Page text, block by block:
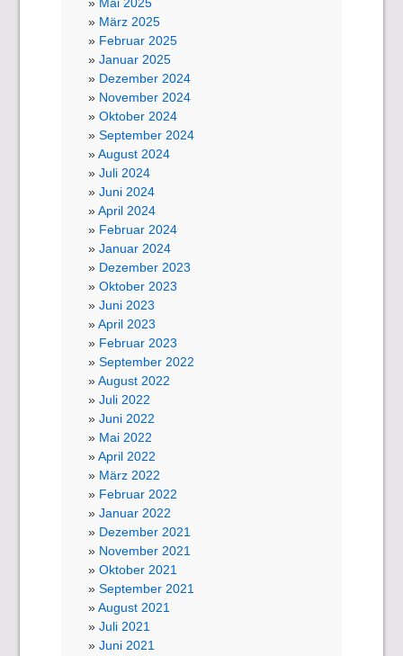
Mai 2025
März 2025
Februar 2025
Januar 2025
Dezember 2024
November 2024
Oktober 2024
September 2024
August 2024
Juli 2024
Juni 2024
April 2024
Februar 2024
Januar 2024
Dezember 2023
Oktober 2023
Juni 2023
April 2023
Februar 2023
September 2022
August 2022
Juli 2022
Juni 2022
Mai 2022
April 2022
März 2022
Februar 2022
Januar 2022
Dezember 2021
November 2021
Oktober 2021
September 2021
August 2021
Juli 2021
Juni 2021